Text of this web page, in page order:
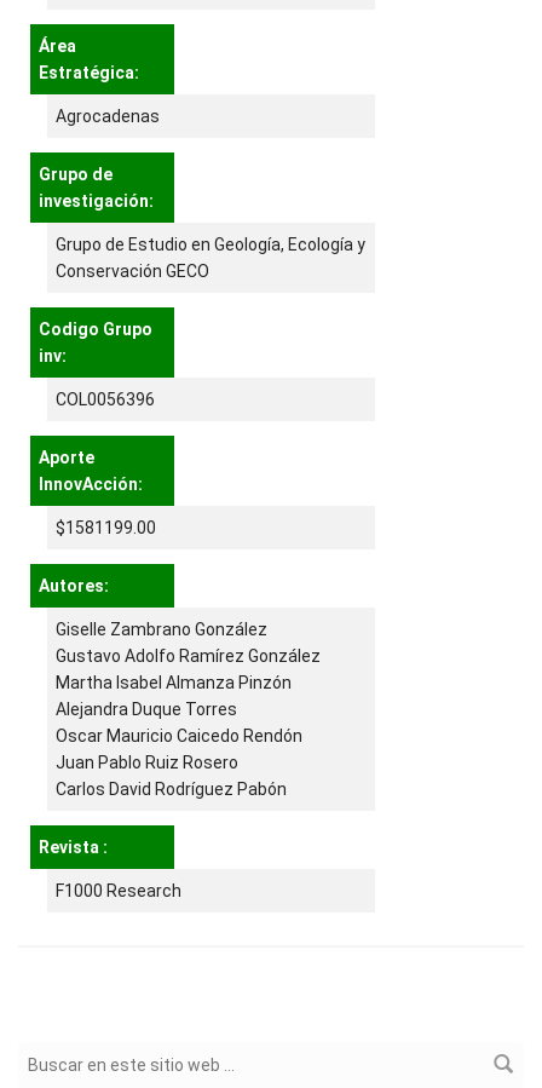
Área
Estratégica:
Agrocadenas
Grupo de
investigación:
Grupo de Estudio en Geología, Ecología y
Conservación GECO
Codigo Grupo
inv:
COL0056396
Aporte
InnovAcción:
$1581199.00
Autores:
Giselle Zambrano González
Gustavo Adolfo Ramírez González
Martha Isabel Almanza Pinzón
Alejandra Duque Torres
Oscar Mauricio Caicedo Rendón
Juan Pablo Ruiz Rosero
Carlos David Rodríguez Pabón
Revista :
F1000 Research
Formulario de búsqueda